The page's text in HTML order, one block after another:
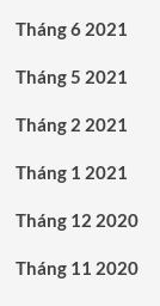
Tháng 6 2021
Tháng 5 2021
Tháng 2 2021
Tháng 1 2021
Tháng 12 2020
Tháng 11 2020